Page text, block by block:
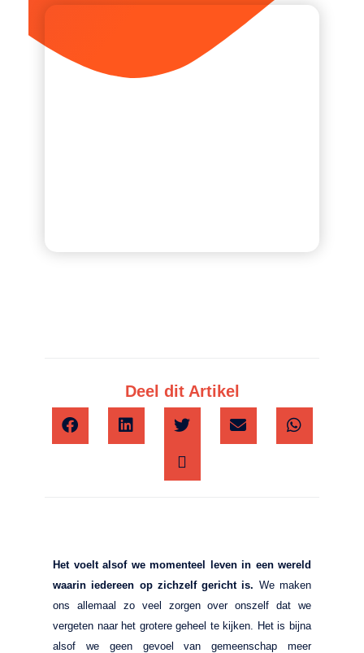
Deel dit Artikel
Het voelt alsof we momenteel leven in een wereld
waarin iedereen op zichzelf gericht is. We maken
ons allemaal zo veel zorgen over onszelf dat we
vergeten naar het grotere geheel te kijken. Het is bijna
alsof we geen gevoel van gemeenschap meer